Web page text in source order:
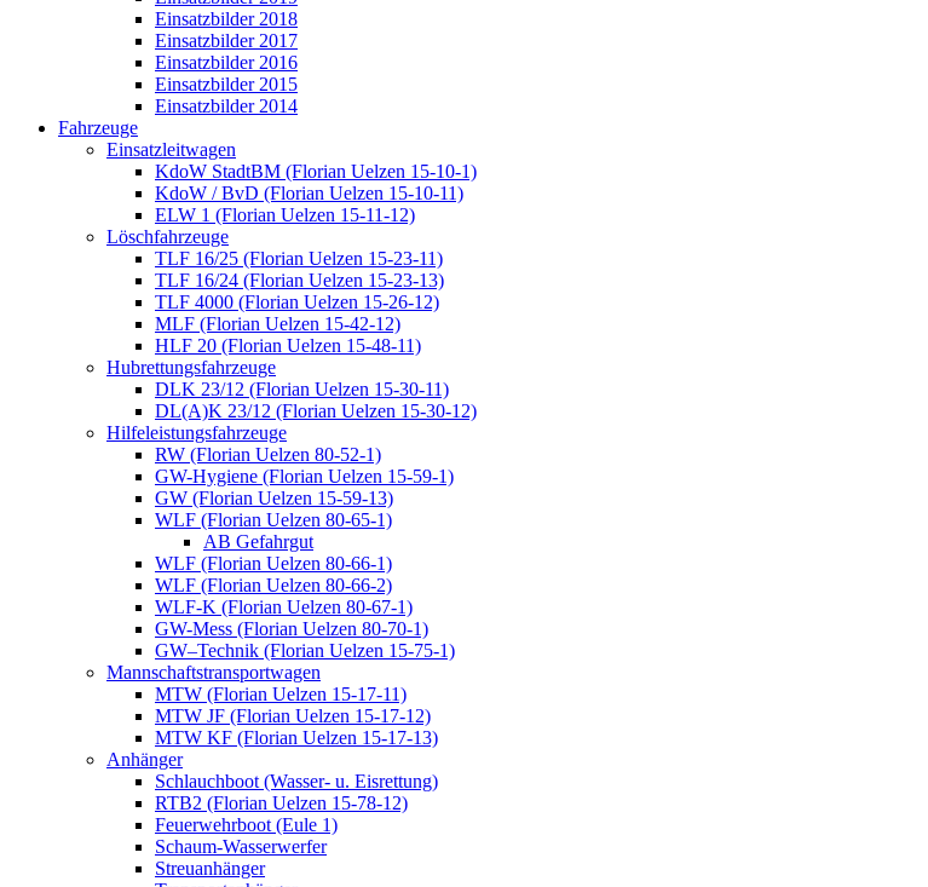
Einsatzbilder 2018
Einsatzbilder 2017
Einsatzbilder 2016
Einsatzbilder 2015
Einsatzbilder 2014
Fahrzeuge
Einsatzleitwagen
KdoW StadtBM (Florian Uelzen 15-10-1)
KdoW / BvD (Florian Uelzen 15-10-11)
ELW 1 (Florian Uelzen 15-11-12)
Löschfahrzeuge
TLF 16/25 (Florian Uelzen 15-23-11)
TLF 16/24 (Florian Uelzen 15-23-13)
TLF 4000 (Florian Uelzen 15-26-12)
MLF (Florian Uelzen 15-42-12)
HLF 20 (Florian Uelzen 15-48-11)
Hubrettungsfahrzeuge
DLK 23/12 (Florian Uelzen 15-30-11)
DL(A)K 23/12 (Florian Uelzen 15-30-12)
Hilfeleistungsfahrzeuge
RW (Florian Uelzen 80-52-1)
GW-Hygiene (Florian Uelzen 15-59-1)
GW (Florian Uelzen 15-59-13)
WLF (Florian Uelzen 80-65-1)
AB Gefahrgut
WLF (Florian Uelzen 80-66-1)
WLF (Florian Uelzen 80-66-2)
WLF-K (Florian Uelzen 80-67-1)
GW-Mess (Florian Uelzen 80-70-1)
GW–Technik (Florian Uelzen 15-75-1)
Mannschaftstransportwagen
MTW (Florian Uelzen 15-17-11)
MTW JF (Florian Uelzen 15-17-12)
MTW KF (Florian Uelzen 15-17-13)
Anhänger
Schlauchboot (Wasser- u. Eisrettung)
RTB2 (Florian Uelzen 15-78-12)
Feuerwehrboot (Eule 1)
Schaum-Wasserwerfer
Streuanhänger